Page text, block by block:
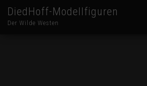
DiedHoff-Modellfiguren
Der Wilde Westen